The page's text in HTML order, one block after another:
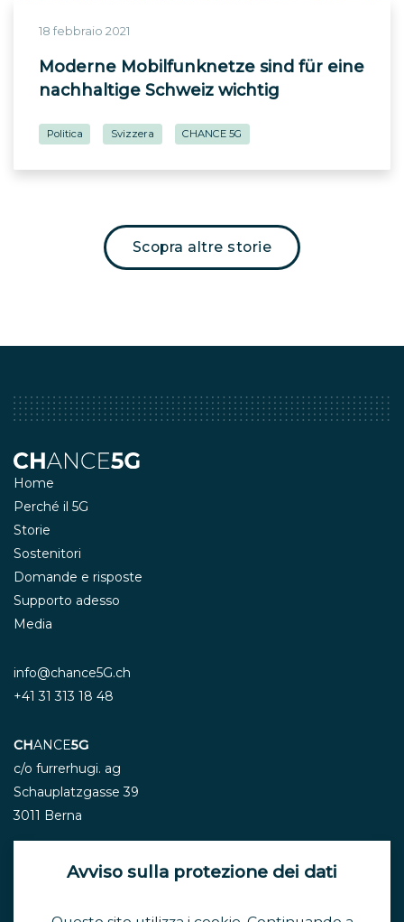
Avviso sulla protezione dei dati
18 febbraio 2021
Moderne Mobilfunknetze sind für eine
nachhaltige Schweiz wichtig
Politica Svizzera CHANCE 5G
Scopra altre storie
Home
Perché il 5G
Storie
Sostenitori
Domande e risposte
Supporto adesso
Media
info@chance5G.ch
+41 31 313 18 48
CHANCE5G
c/o furrerhugi. ag
Schauplatzgasse 39
3011 Berna